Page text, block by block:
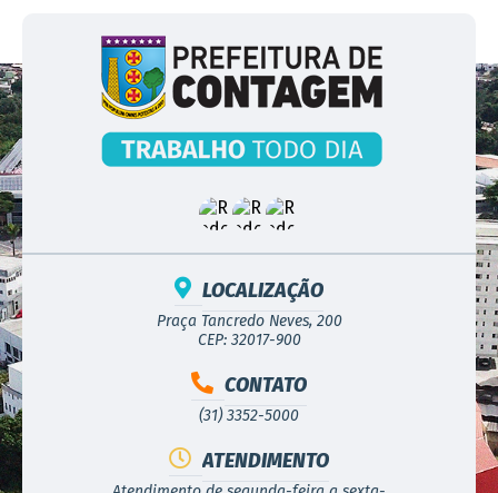
LOCALIZAÇÃO
Praça Tancredo Neves, 200
CEP: 32017-900
CONTATO
(31) 3352-5000
ATENDIMENTO